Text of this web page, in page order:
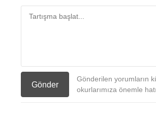
Gönder
Gönderilen yorumların
okurlarımıza önemle